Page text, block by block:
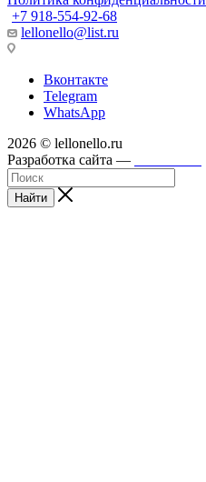
+7 918-554-92-68
lellonello@list.ru
Вконтакте
Telegram
WhatsApp
2026 © lellonello.ru
Разработка сайта —
Найти